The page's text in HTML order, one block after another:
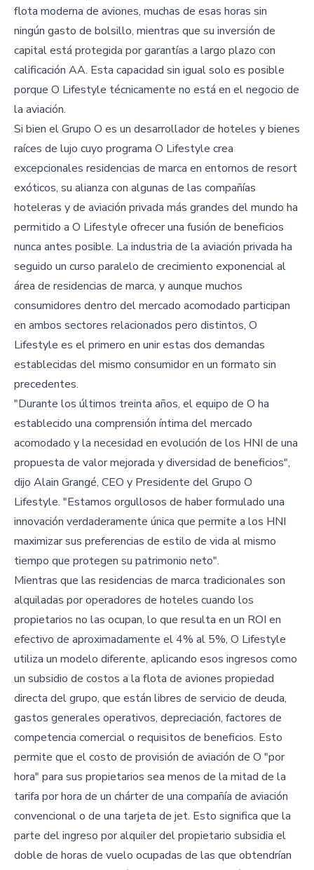
flota moderna de aviones, muchas de esas horas sin
ningún gasto de bolsillo, mientras que su inversión de
capital está protegida por garantías a largo plazo con
calificación AA. Esta capacidad sin igual solo es posible
porque O Lifestyle técnicamente no está en el negocio de
la aviación.
Si bien el Grupo O es un desarrollador de hoteles y bienes
raíces de lujo cuyo programa O Lifestyle crea
excepcionales residencias de marca en entornos de resort
exóticos, su alianza con algunas de las compañías
hoteleras y de aviación privada más grandes del mundo ha
permitido a O Lifestyle ofrecer una fusión de beneficios
nunca antes posible. La industria de la aviación privada ha
seguido un curso paralelo de crecimiento exponencial al
área de residencias de marca, y aunque muchos
consumidores dentro del mercado acomodado participan
en ambos sectores relacionados pero distintos, O
Lifestyle es el primero en unir estas dos demandas
establecidas del mismo consumidor en un formato sin
precedentes.
"Durante los últimos treinta años, el equipo de O ha
establecido una comprensión íntima del mercado
acomodado y la necesidad en evolución de los HNI de una
propuesta de valor mejorada y diversidad de beneficios",
dijo Alain Grangé, CEO y Presidente del Grupo O
Lifestyle. "Estamos orgullosos de haber formulado una
innovación verdaderamente única que permite a los HNI
maximizar sus preferencias de estilo de vida al mismo
tiempo que protegen su patrimonio neto".
Mientras que las residencias de marca tradicionales son
alquiladas por operadores de hoteles cuando los
propietarios no las ocupan, lo que resulta en un ROI en
efectivo de aproximadamente el 4% al 5%, O Lifestyle
utiliza un modelo diferente, aplicando esos ingresos como
un subsidio de costos a la flota de aviones propiedad
directa del grupo, que están libres de servicio de deuda,
gastos generales operativos, depreciación, factores de
competencia comercial o requisitos de beneficios. Esto
permite que el costo de provisión de aviación de O "por
hora" para sus propietarios sea menos de la mitad de la
tarifa por hora de un chárter de una compañía de aviación
convencional o de una tarjeta de jet. Esto significa que la
parte del ingreso por alquiler del propietario subsidia el
doble de horas de vuelo ocupadas de las que obtendrían